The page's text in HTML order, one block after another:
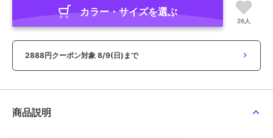
カラー・サイズを選ぶ
26人
2888円クーポン対象 8/9(日)まで
商品説明